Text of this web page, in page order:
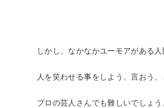
しかし、なかなかユーモアがある
人を笑わせる事をしよう、言おう
プロの芸人さんでも難しいでしょう